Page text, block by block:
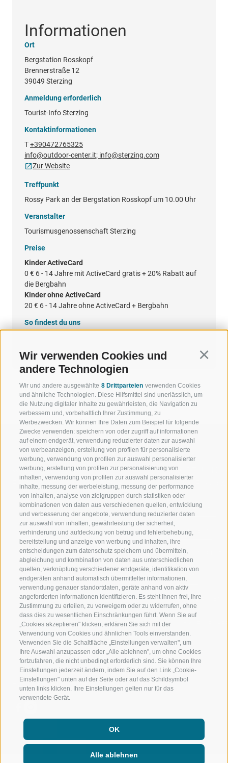
Wir verwenden Cookies und
andere Technologien
Wir und andere ausgewählte 8 Drittparteien verwenden Cookies
und ähnliche Technologien. Diese Hilfsmittel sind unerlässlich, um
die Nutzung digitaler Inhalte zu gewährleisten, die Navigation zu
verbessern und, vorbehaltlich Ihrer Zustimmung, zu
Werbezwecken. Wir können Ihre Daten zum Beispiel für folgende
Zwecke verwenden: speichern von oder zugriff auf informationen
auf einem endgerät, verwendung reduzierter daten zur auswahl
von werbeanzeigen, erstellung von profilen für personalisierte
werbung, verwendung von profilen zur auswahl personalisierter
werbung, erstellung von profilen zur personalisierung von
inhalten, verwendung von profilen zur auswahl personalisierter
inhalte, messung der werbeleistung, messung der performance
von inhalten, analyse von zielgruppen durch statistiken oder
kombinationen von daten aus verschiedenen quellen, entwicklung
und verbesserung der angebote, verwendung reduzierter daten
zur auswahl von inhalten, gewährleistung der sicherheit,
verhinderung und aufdeckung von betrug und fehlerbehebung,
bereitstellung und anzeige von werbung und inhalten, ihre
entscheidungen zum datenschutz speichern und übermitteln,
abgleichung und kombination von daten aus unterschiedlichen
quellen, verknüpfung verschiedener endgeräte, identifikation von
endgeräten anhand automatisch übermittelter informationen,
verwendung genauer standortdaten, geräte anhand von aktiv
angeforderten informationen identifizieren. Es steht Ihnen frei, Ihre
Zustimmung zu erteilen, zu verweigern oder zu widerrufen, ohne
dass dies zu wesentlichen Einschränkungen führt. Wenn Sie auf
„Cookies akzeptieren" klicken, erklären Sie sich mit der
Verwendung von Cookies und ähnlichen Tools einverstanden.
Verwenden Sie die Schaltfläche „Einstellungen verwalten", um
Ihre Auswahl anzupassen oder „Alle ablehnen", um ohne Cookies
fortzufahren, die nicht unbedingt erforderlich sind. Sie können Ihre
Einstellungen jederzeit ändern, indem Sie auf den Link „Cookie-
Einstellungen" unten auf der Seite oder auf das Schildsymbol
unten links klicken. Ihre Einstellungen gelten nur für das
verwendete Gerät.
OK
Alle ablehnen
Informationen
Ort
Bergstation Rosskopf
Brennerstraße 12
39049 Sterzing
Anmeldung erforderlich
Tourist-Info Sterzing
Kontaktinformationen
T+390472765325
info@outdoor-center.it; info@sterzing.com
Zur Website
Treffpunkt
Rossy Park an der Bergstation Rosskopf um 10.00 Uhr
Veranstalter
Tourismusgenossenschaft Sterzing
Preise
Kinder ActiveCard
0 € 6 - 14 Jahre mit ActiveCard gratis + 20% Rabatt auf
die Bergbahn
Kinder ohne ActiveCard
20 € 6 - 14 Jahre ohne ActiveCard + Bergbahn
So findest du uns
WILLKOMMEN IN DER
FERIENREGION RATSCHINGS
JAUFENTAL
RATSCHINGS
RIDNAUNTAL
BERGBAHNEN
SKISCHULE RATSCHINGS
LUISL'S SKISCHULE IN RATSCHINGS
SPORT UND
MENGE
SKIFAHREN
WANDERN
HOCHALPINE
BIKEN
LANGLAUFEN
FOLGE UNS AUF SOCIAL MEDIA